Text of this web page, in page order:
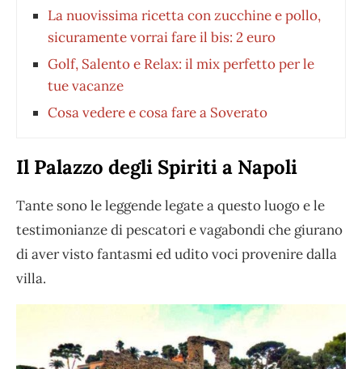
La nuovissima ricetta con zucchine e pollo,
sicuramente vorrai fare il bis: 2 euro
Golf, Salento e Relax: il mix perfetto per le
tue vacanze
Cosa vedere e cosa fare a Soverato
Il Palazzo degli Spiriti a Napoli
Tante sono le leggende legate a questo luogo e le
testimonianze di pescatori e vagabondi che giurano
di aver visto fantasmi ed udito voci provenire dalla
villa.